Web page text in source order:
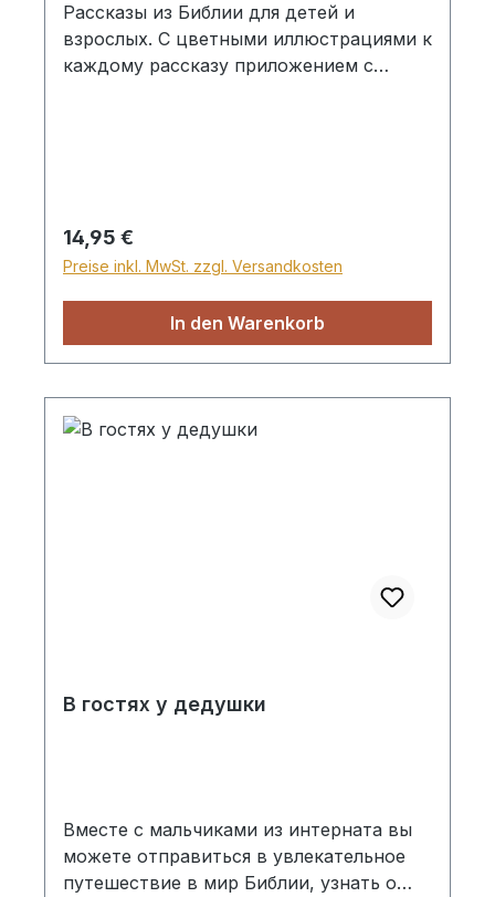
Рассказы из Библии для детей и
взрослых. С цветными иллюстрациями к
каждому рассказу приложением с
Regulärer Preis:
14,95 €
Preise inkl. MwSt. zzgl. Versandkosten
In den Warenkorb
В гостях у дедушки
Вместе с мальчиками из интерната вы
можете отправиться в увлекательное
путешествие в мир Библии, узнать о